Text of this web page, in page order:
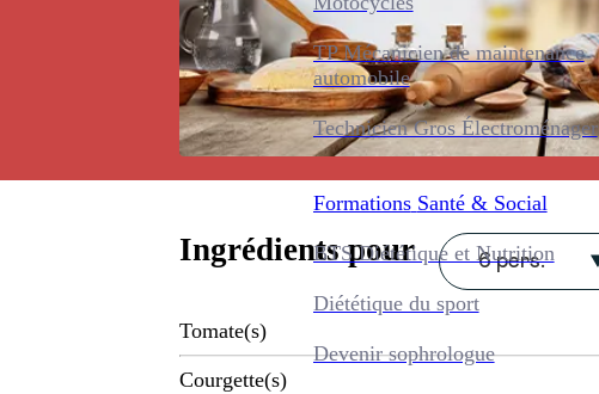
TP Mécanicien de maintenance
automobile
Technicien Gros Électroménager
Formations Santé & Social
BTS Diététique et Nutrition
Diététique du sport
Devenir sophrologue
Ingrédients pour 6 pers.
Tomate(s)
Courgette(s)